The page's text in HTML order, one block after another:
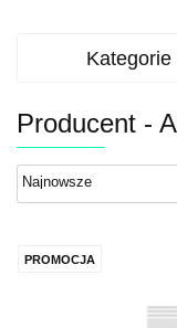
Kategorie
Producent -
PROMOCJA